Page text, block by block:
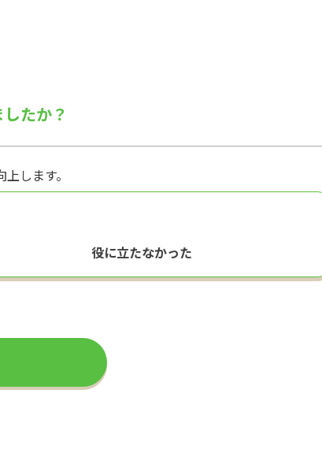
たか？
します。
役に立たなかった